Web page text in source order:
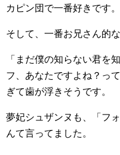
カピン団で一番好きです。
そして、一番お兄さん的
「まだ僕の知らない君を
フ、あなたですよね？っ
ぎて歯が浮きそうです。
夢妃シュザンヌも、「フ
んて言ってました。